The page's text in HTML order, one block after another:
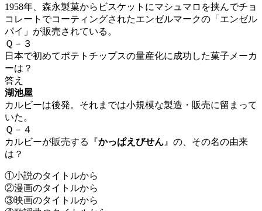
1958年、森永製菓からビスケットにマシュマロを挟んでチョ
コレートでコーティングされたエンゼルマークの「エンゼル
パイ」が販売されている。
Ｑ－３
日本で初めてポテトチップスの量産化に成功した菓子メーカ
ーは？
答え
湖池屋
カルビーは後発。それまでは小規模な製造・販売に留まって
いた。
Ｑ－４
カルビーが販売する『かっぱえびせん 』の、その名の由来
は？
①小説のタイトルから
②漫画のタイトルから
③映画のタイトルから